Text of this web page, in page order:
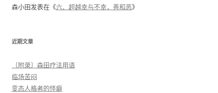
森小田发表在《六、超越幸与不幸，善和恶》
近期文章
〔附录〕森田疗法用语
临场苦闷
变态人格者的怪癖